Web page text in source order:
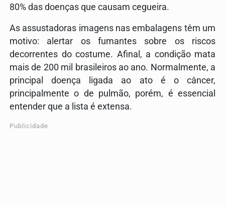
80% das doenças que causam cegueira.
As assustadoras imagens nas embalagens têm um
motivo: alertar os fumantes sobre os riscos
decorrentes do costume. Afinal, a condição mata
mais de 200 mil brasileiros ao ano. Normalmente, a
principal doença ligada ao ato é o câncer,
principalmente o de pulmão, porém, é essencial
entender que a lista é extensa.
Publicidade